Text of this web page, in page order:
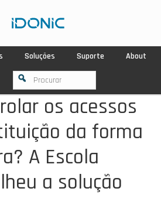
Soluções Suporte About
os acessos
da forma
A Escola
a solução